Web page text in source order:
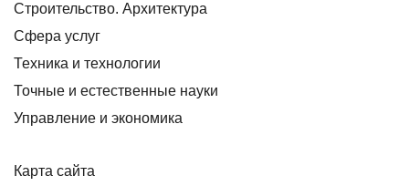
Строительство. Архитектура
Сфера услуг
Техника и технологии
Точные и естественные науки
Управление и экономика
Карта сайта